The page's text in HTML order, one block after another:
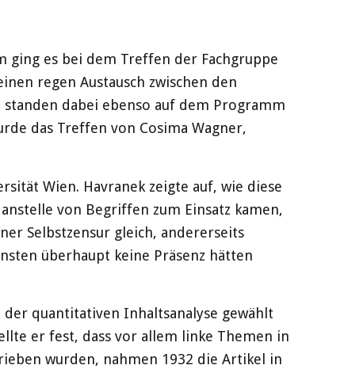
ging es bei dem Treffen der Fachgruppe
regen Austausch zwischen den
dabei ebenso auf dem Programm
das Treffen von Cosima Wagner,
Wien. Havranek zeigte auf, wie diese
von Begriffen zum Einsatz kamen,
Selbstzensur gleich, andererseits
überhaupt keine Präsenz hätten
quantitativen Inhaltsanalyse gewählt
er fest, dass vor allem linke Themen in
wurden, nahmen 1932 die Artikel in